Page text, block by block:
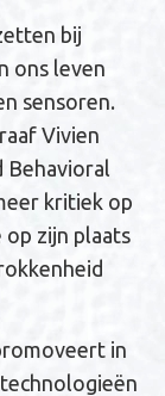
bij
ons leven
sensoren.
Vivien
Behavioral
kritiek op
zijn plaats
in
technologieën